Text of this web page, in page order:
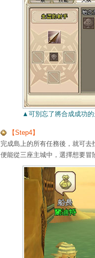
▲可別忘了將合成成功的天
【Step4】
完成島上的所有任務後，就可
便能從三座主城中，選擇想要冒